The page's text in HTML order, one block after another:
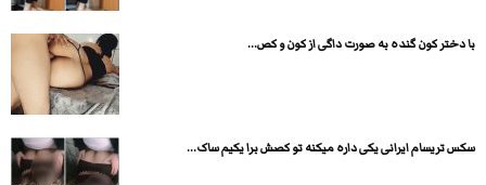
با دختر کون گنده به صورت داگی از کون و کص...
سکس تریسام ایرانی یکی داره میکنه تو کصش برا یکیم ساک...